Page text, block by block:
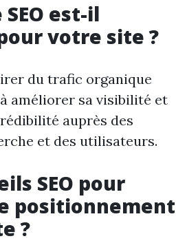
est-il
votre site ?
du trafic organique
améliorer sa visibilité et
auprès des
et des utilisateurs.
SEO pour
positionnement
?